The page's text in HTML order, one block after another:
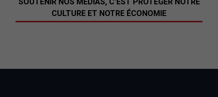
CULTURE ET NOTRE ÉCONOMIE